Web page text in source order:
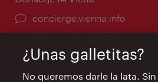
concierge.vienna.info
¿Unas galletitas?
No queremos darle la lata.